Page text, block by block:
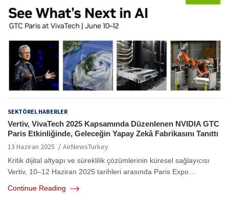
SEKTÖREL HABERLER
Vertiv, VivaTech 2025 Kapsamında Düzenlenen NVIDIA GTC
Paris Etkinliğinde, Geleceğin Yapay Zekâ Fabrikasını Tanıttı
13 Haziran 2025 AirNewsTurkey
Kritik dijital altyapı ve süreklilik çözümlerinin küresel sağlayıcısı
Vertiv, 10–12 Haziran 2025 tarihleri arasında Paris Expo…
Continue Reading